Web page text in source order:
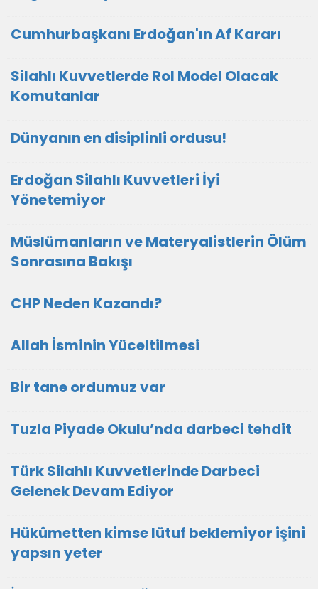
Cumhurbaşkanı Erdoğan'ın Af Kararı
Silahlı Kuvvetlerde Rol Model Olacak
Komutanlar
Dünyanın en disiplinli ordusu!
Erdoğan Silahlı Kuvvetleri İyi
Yönetemiyor
Müslümanların ve Materyalistlerin Ölüm
Sonrasına Bakışı
CHP Neden Kazandı?
Allah İsminin Yüceltilmesi
Bir tane ordumuz var
Tuzla Piyade Okulu’nda darbeci tehdit
Türk Silahlı Kuvvetlerinde Darbeci
Gelenek Devam Ediyor
Hükûmetten kimse lütuf beklemiyor işini
yapsın yeter